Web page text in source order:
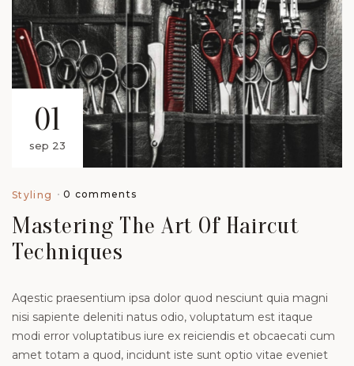
01
sep 23
Styling 0 comments
Mastering The Art Of Haircut
Techniques
Aqestic praesentium ipsa dolor quod nesciunt quia magni
nisi sapiente deleniti natus odio, voluptatum est itaque
modi error voluptatibus iure ex reiciendis et obcaecati cum
amet totam a quod, incidunt iste sunt optio vitae eveniet